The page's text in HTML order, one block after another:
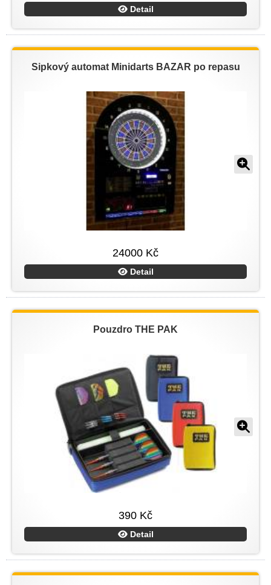
Detail
Šipkový automat Minidarts BAZAR po repasu
24000 Kč
Detail
Pouzdro THE PAK
390 Kč
Detail